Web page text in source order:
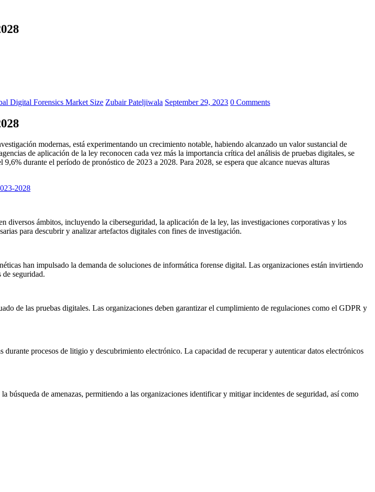
Digital Forensics Market Size Zubair Pateljiwala September 29, 2023 0 Comments
modernas, está experimentando un crecimiento notable, habiendo alcanzado un valor sustancial de
de aplicación de la ley reconocen cada vez más la importancia crítica del análisis de pruebas digitales, se
durante el período de pronóstico de 2023 a 2028. Para 2028, se espera que alcance nuevas alturas
2028
diversos ámbitos, incluyendo la ciberseguridad, la aplicación de la ley, las investigaciones corporativas y los
para descubrir y analizar artefactos digitales con fines de investigación.
han impulsado la demanda de soluciones de informática forense digital. Las organizaciones están invirtiendo
seguridad.
de las pruebas digitales. Las organizaciones deben garantizar el cumplimiento de regulaciones como el GDPR y
procesos de litigio y descubrimiento electrónico. La capacidad de recuperar y autenticar datos electrónicos
búsqueda de amenazas, permitiendo a las organizaciones identificar y mitigar incidentes de seguridad, así como